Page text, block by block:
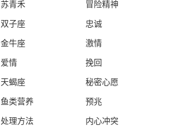
苏青禾
冒险精神
双子座
忠诚
金牛座
激情
爱情
挽回
天蝎座
秘密心愿
鱼类营养
预兆
处理方法 内心冲突